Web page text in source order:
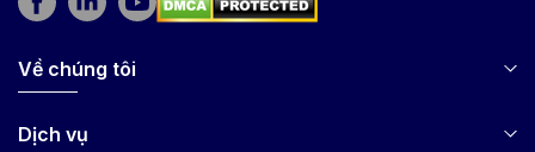
Về chúng tôi
Dịch vụ